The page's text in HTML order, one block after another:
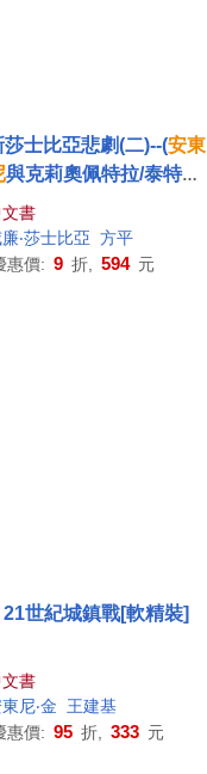
莎士比亞悲劇(二)--(安東
與克莉奧佩特拉/泰特斯.
德洛尼克斯/居里厄斯.凱
撒/科利奧蘭納)
書
廉‧莎士比亞 方平
惠價: 9 折, 594 元
21世紀城鎮戰[軟精裝]
書
尼‧金
王建基
惠價: 95 折, 333 元